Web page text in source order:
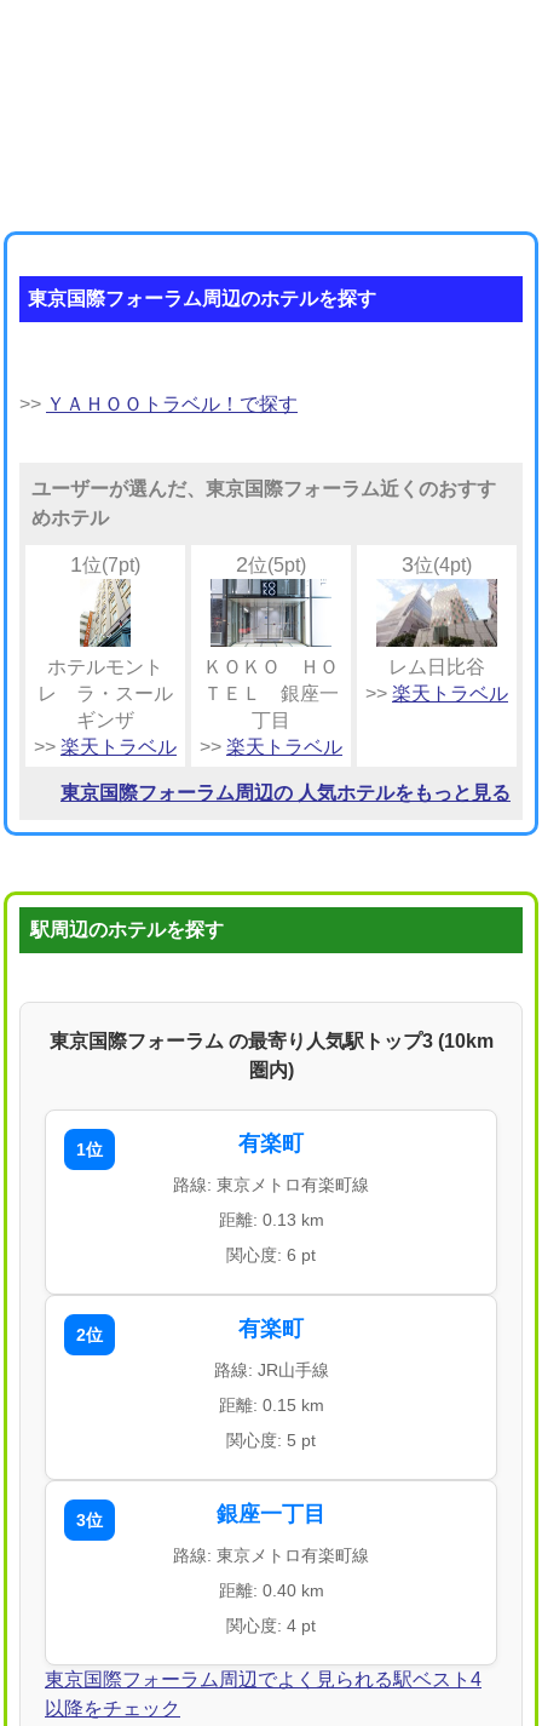
東京国際フォーラム周辺のホテルを探す
>> ＹＡＨＯＯトラベル！で探す
ユーザーが選んだ、東京国際フォーラム近くのおすす
めホテル
1位(7pt)
ホテルモント
レ ラ・スール
ギンザ
>> 楽天トラベル
2位(5pt)
ＫＯＫＯ ＨＯ
ＴＥＬ 銀座一
丁目
>> 楽天トラベル
3位(4pt)
レム日比谷
>> 楽天トラベル
東京国際フォーラム周辺の 人気ホテルをもっと見る
駅周辺のホテルを探す
東京国際フォーラム の最寄り人気駅トップ3 (10km
圏内)
1位 有楽町
路線: 東京メトロ有楽町線
距離: 0.13 km
関心度: 6 pt
2位 有楽町
路線: JR山手線
距離: 0.15 km
関心度: 5 pt
3位 銀座一丁目
路線: 東京メトロ有楽町線
距離: 0.40 km
関心度: 4 pt
東京国際フォーラム周辺でよく見られる駅ベスト4
以降をチェック